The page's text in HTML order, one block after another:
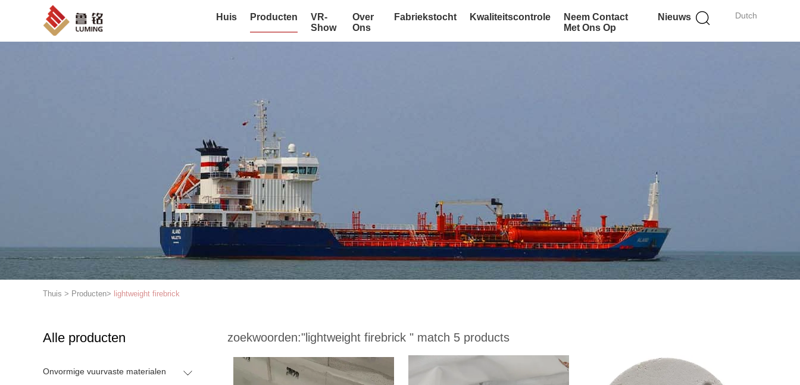
Dutch
Huis Producten
VR-
Show
Over
Ons
Fabriekstocht Kwaliteitscontrole
Neem Contact
Met Ons Op
Nieuws
Thuis > Producten> lightweight firebrick
Alle producten
Onvormige vuurvaste materialen
zoekwoorden:"lightweight firebrick " match 5 products